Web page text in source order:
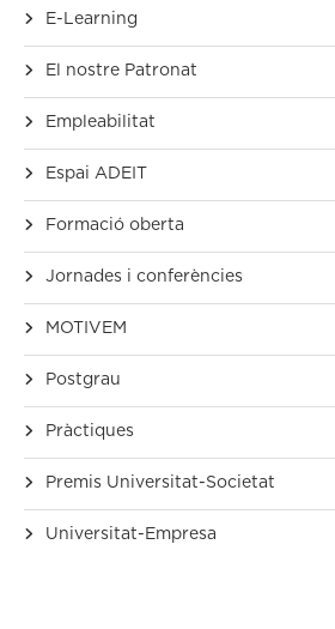
E-Learning
El nostre Patronat
Empleabilitat
Espai ADEIT
Formació oberta
Jornades i conferències
MOTIVEM
Postgrau
Pràctiques
Premis Universitat-Societat
Universitat-Empresa